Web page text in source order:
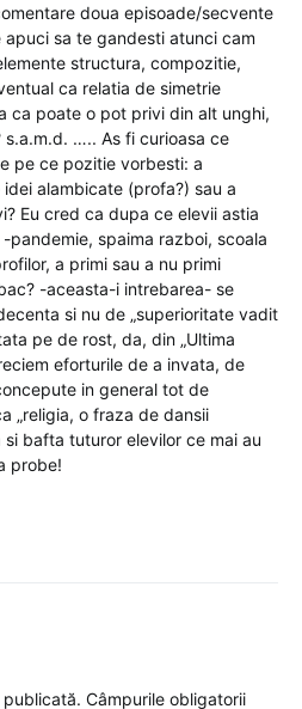
doua episoade/secvente
sa te gandesti atunci cam
structura, compozitie,
ca relatia de simetrie
ca poate o pot privi din alt unghi,
s.a.m.d. ….. As fi curioasa ce
pe ce pozitie vorbesti: a
idei alambicate (profa?) sau a
Eu cred ca dupa ce elevii astia
pandemie, spaima razboi, scoala
a primi sau a nu primi
-aceasta-i intrebarea- se
si nu de „superioritate vadit
pe de rost, da, din „Ultima
eforturile de a invata, de
in general tot de
„religia, o fraza de dansii
si bafta tuturor elevilor ce mai au
probe!
Câmpurile obligatorii